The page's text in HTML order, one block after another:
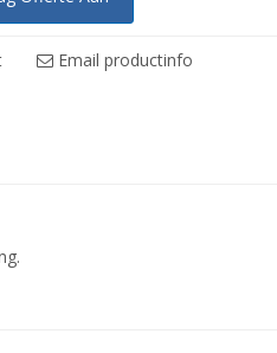
Email productinfo